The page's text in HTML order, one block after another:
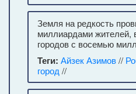
Земля на редкость
миллиардами жителей,
городов с восемью
Теги: Айзек Азимов//
город //